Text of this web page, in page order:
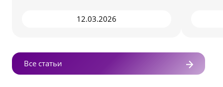
12.03.2026
Все статьи